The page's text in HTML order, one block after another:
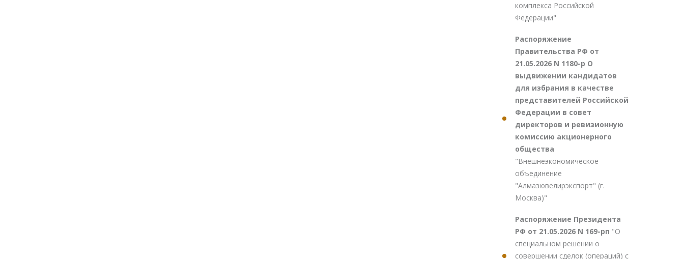
комплекса Российской
Федерации"
Распоряжение
Правительства РФ от
21.05.2026 N 1180-р О
выдвижении кандидатов
для избрания в качестве
представителей Российской
Федерации в совет
директоров и ревизионную
комиссию акционерного
общества
"Внешнеэкономическое
объединение
"Алмазювелирэкспорт" (г.
Москва)"
Распоряжение Президента
РФ от 21.05.2026 N 169-рп "О
специальном решении о
совершении сделок (операций) с